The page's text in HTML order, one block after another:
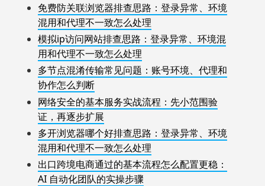
免费防关联浏览器排查思路：登录异常、环境
混用和代理不一致怎么处理
模拟ip访问网站排查思路：登录异常、环境混
用和代理不一致怎么处理
多节点混淆传输常见问题：账号环境、代理和
协作怎么判断
网络安全的基本服务实战流程：先小范围验
证，再逐步扩展
多开浏览器哪个好排查思路：登录异常、环境
混用和代理不一致怎么处理
出口跨境电商通过的基本流程怎么配置更稳：
AI 自动化团队的实操步骤